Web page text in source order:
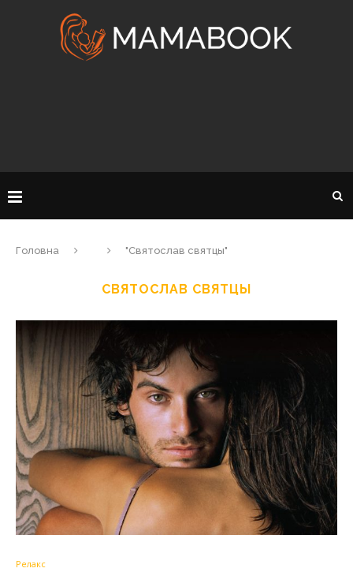
Головна "Святослав святцы"
СВЯТОСЛАВ СВЯТЦЫ
Релакс